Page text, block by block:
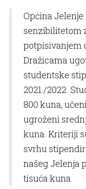
Općina
senzibilitetom
potpisivanjem
Dražicama
studentske
2021./2022.
800 kuna,
ugroženi
kuna. Kriteriji
svrhu
našeg Jelenja
tisuća kuna.